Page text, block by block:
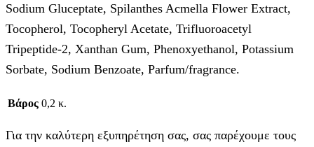
Sodium Gluceptate, Spilanthes Acmella Flower Extract,
Tocopherol, Tocopheryl Acetate, Trifluoroacetyl
Tripeptide-2, Xanthan Gum, Phenoxyethanol, Potassium
Sorbate, Sodium Benzoate, Parfum/fragrance.
Βάρος 0,2 κ.
Για την καλύτερη εξυπηρέτηση σας, σας παρέχουμε τους